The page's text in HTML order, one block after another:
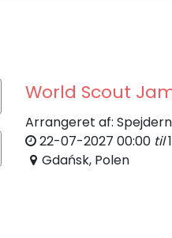
World Scout
Arrangeret af:
22-07-2027 00:00 til
Gdańsk, Polen